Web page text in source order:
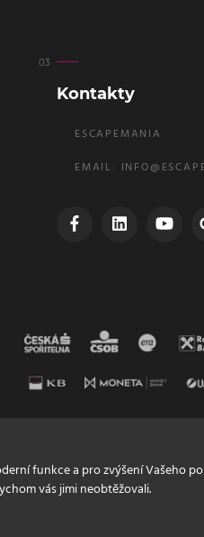
Kontakty
ESCAPEMANIA
EMAIL:
funkce a pro zvýšení Vašeho
vás jimi neobtěžovali.